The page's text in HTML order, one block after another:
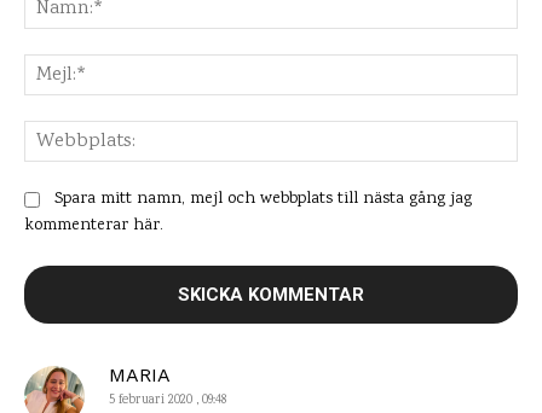
MARIA
5 februari 2020 , 09:48
Spara mitt namn, mejl och webbplats till nästa gång jag
kommenterar här.